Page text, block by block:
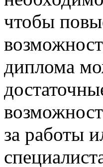
чтобы
диплома
за работы